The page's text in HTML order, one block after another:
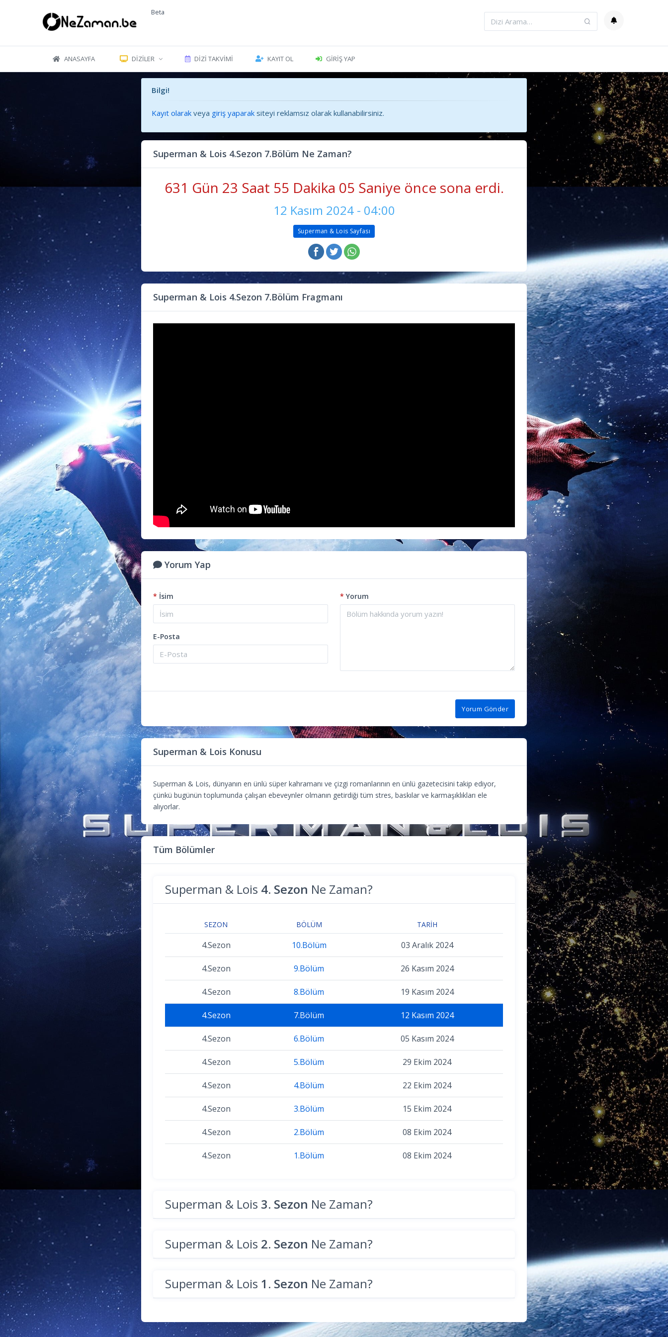
Beta
ANASAYFA DIZILER DIZI TAKVIMI KAYIT OL GIRIŞ YAP
Bilgi!
Kayıt olarak veya giriş yaparak siteyi reklamsız olarak kullanabilirsiniz.
Superman & Lois 4.Sezon 7.Bölüm Ne Zaman?
631 Gün 23 Saat 55 Dakika 06 Saniye önce sona erdi.
12 Kasım 2024 - 04:00
Superman & Lois Sayfası
Superman & Lois 4.Sezon 7.Bölüm Fragmanı
Yorum Yap
* İsim
E-Posta
* Yorum
Yorum Gönder
Superman & Lois Konusu
Superman & Lois, dünyanın en ünlü süper kahramanı ve çizgi romanlarının en ünlü gazetecisini takip ediyor,
çünkü bugünün toplumunda çalışan ebeveynler olmanın getirdiği tüm stres, baskılar ve karmaşıklıkları ele
alıyorlar.
Tüm Bölümler
Superman & Lois 4. Sezon Ne Zaman?
SEZON BÖLÜM TARIH
4.Sezon 10.Bölüm 03 Aralık 2024
4.Sezon 9.Bölüm 26 Kasım 2024
4.Sezon 8.Bölüm 19 Kasım 2024
4.Sezon 7.Bölüm 12 Kasım 2024
4.Sezon 6.Bölüm 05 Kasım 2024
4.Sezon 5.Bölüm 29 Ekim 2024
4.Sezon 4.Bölüm 22 Ekim 2024
4.Sezon 3.Bölüm 15 Ekim 2024
4.Sezon 2.Bölüm 08 Ekim 2024
4.Sezon 1.Bölüm 08 Ekim 2024
Superman & Lois 3. Sezon Ne Zaman?
Superman & Lois 2. Sezon Ne Zaman?
Superman & Lois 1. Sezon Ne Zaman?